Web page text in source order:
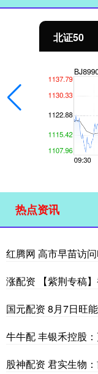
北证50
热点资讯
红腾网 高市早苗访
涨配资 【紫荆专稿
国元配资 8月7日旺
牛牛配 丰银禾控股
股神配资 君实生物